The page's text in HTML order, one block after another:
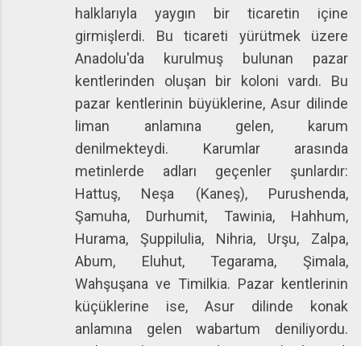
halklarıyla yaygın bir ticaretin içine
girmişlerdi. Bu ticareti yürütmek üzere
Anadolu'da kurulmuş bulunan pazar
kentlerinden oluşan bir koloni vardı. Bu
pazar kentlerinin büyüklerine, Asur dilinde
liman anlamına gelen, karum
denilmekteydi. Karumlar arasında
metinlerde adları geçenler şunlardır:
Hattuş, Neşa (Kaneş), Purushenda,
Şamuha, Durhumit, Tawinia, Hahhum,
Hurama, Şuppilulia, Nihria, Urşu, Zalpa,
Abum, Eluhut, Tegarama, Şimala,
Wahşuşana ve Timilkia. Pazar kentlerinin
küçüklerine ise, Asur dilinde konak
anlamına gelen wabartum deniliyordu.